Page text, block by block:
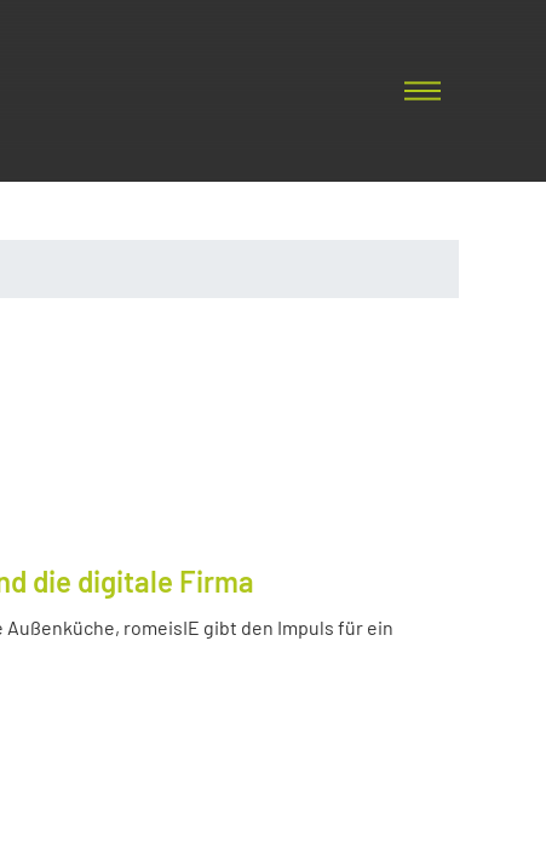
die digitale Firma
romeisIE gibt den Impuls für ein